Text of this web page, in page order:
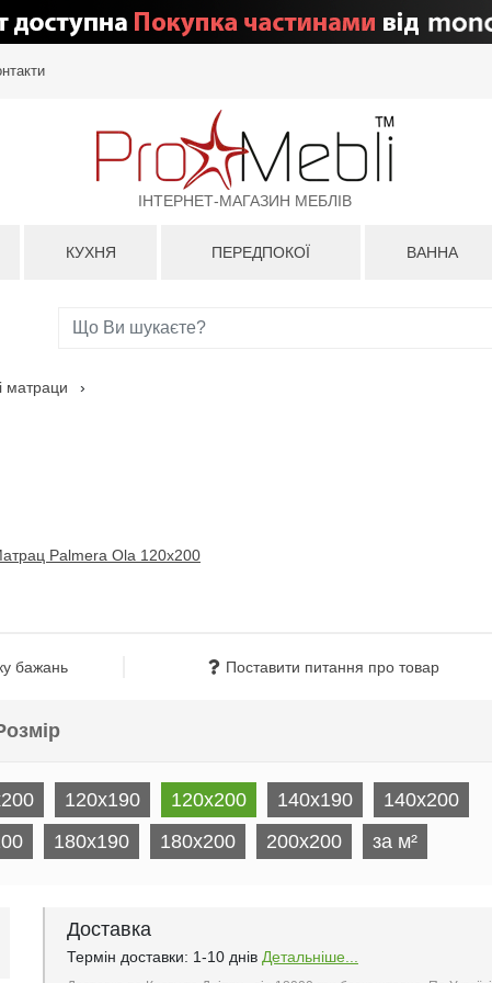
ІНТЕРНЕТ-МАГАЗИН МЕБЛІВ
КУХНЯ ПЕРЕДПОКОЇ ВАННА
матраци ›
бажань Поставити питання про товар
120x190 120x200 140x190
140x200
180x190 180x200 200х200 за м²
Доставка
Термін доставки: 1-10 днів Детальніше...